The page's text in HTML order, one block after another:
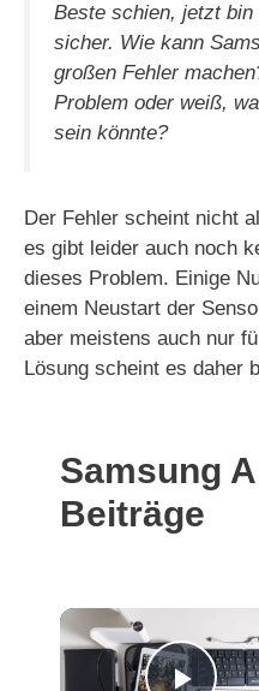
Beste schien, jetzt bin
sicher. Wie kann
großen Fehler
Problem oder weiß,
sein könnte?
Der Fehler scheint nicht
es gibt leider auch noch
dieses Problem. Einige
einem Neustart der
aber meistens auch nur
Lösung scheint es daher
Samsung
Beiträge